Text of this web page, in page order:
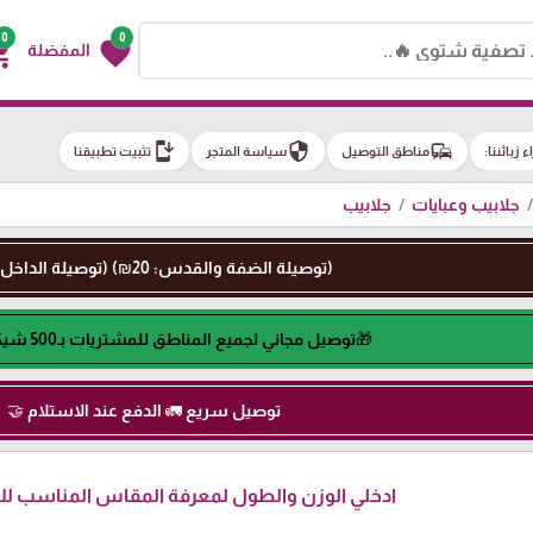
0
favorite المفضلة
0
زبائننا: commuteمناطق التوصيل securityسياسة المتجر install_mobileتثبيت تطبيقنا
جلابيب وعبايات جلابيب
(توصيلة الضفة والقدس: 20₪) (توصيلة الداخل: 50₪)
🎁توصيل مجاني لجميع المناطق للمشتريات بـ500 شيكل او اكثر🎁
توصيل سريع 🚛 الدفع عند الاستلام 🤝
ادخلي الوزن والطول لمعرفة المقاس المناسب